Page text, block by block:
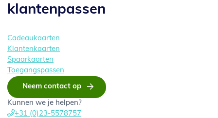
klantenpassen
Cadeaukaarten
Klantenkaarten
Spaarkaarten
Toegangspassen
Neem contact op
Kunnen we je helpen?
+31 (0)23-5578757